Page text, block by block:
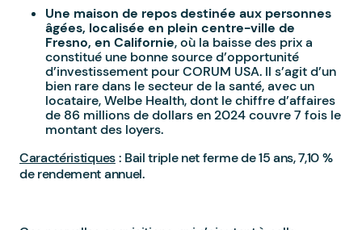
Une maison de repos destinée aux personnes
âgées, localisée en plein centre-ville de
Fresno, en Californie, où la baisse des prix a
constitué une bonne source d’opportunité
d’investissement pour CORUM USA. Il s’agit d’un
bien rare dans le secteur de la santé, avec un
locataire, Welbe Health, dont le chiffre d’affaires
de 86 millions de dollars en 2024 couvre 7 fois le
montant des loyers.
Caractéristiques: Bail triple net ferme de 15 ans, 7,10 %
de rendement annuel.